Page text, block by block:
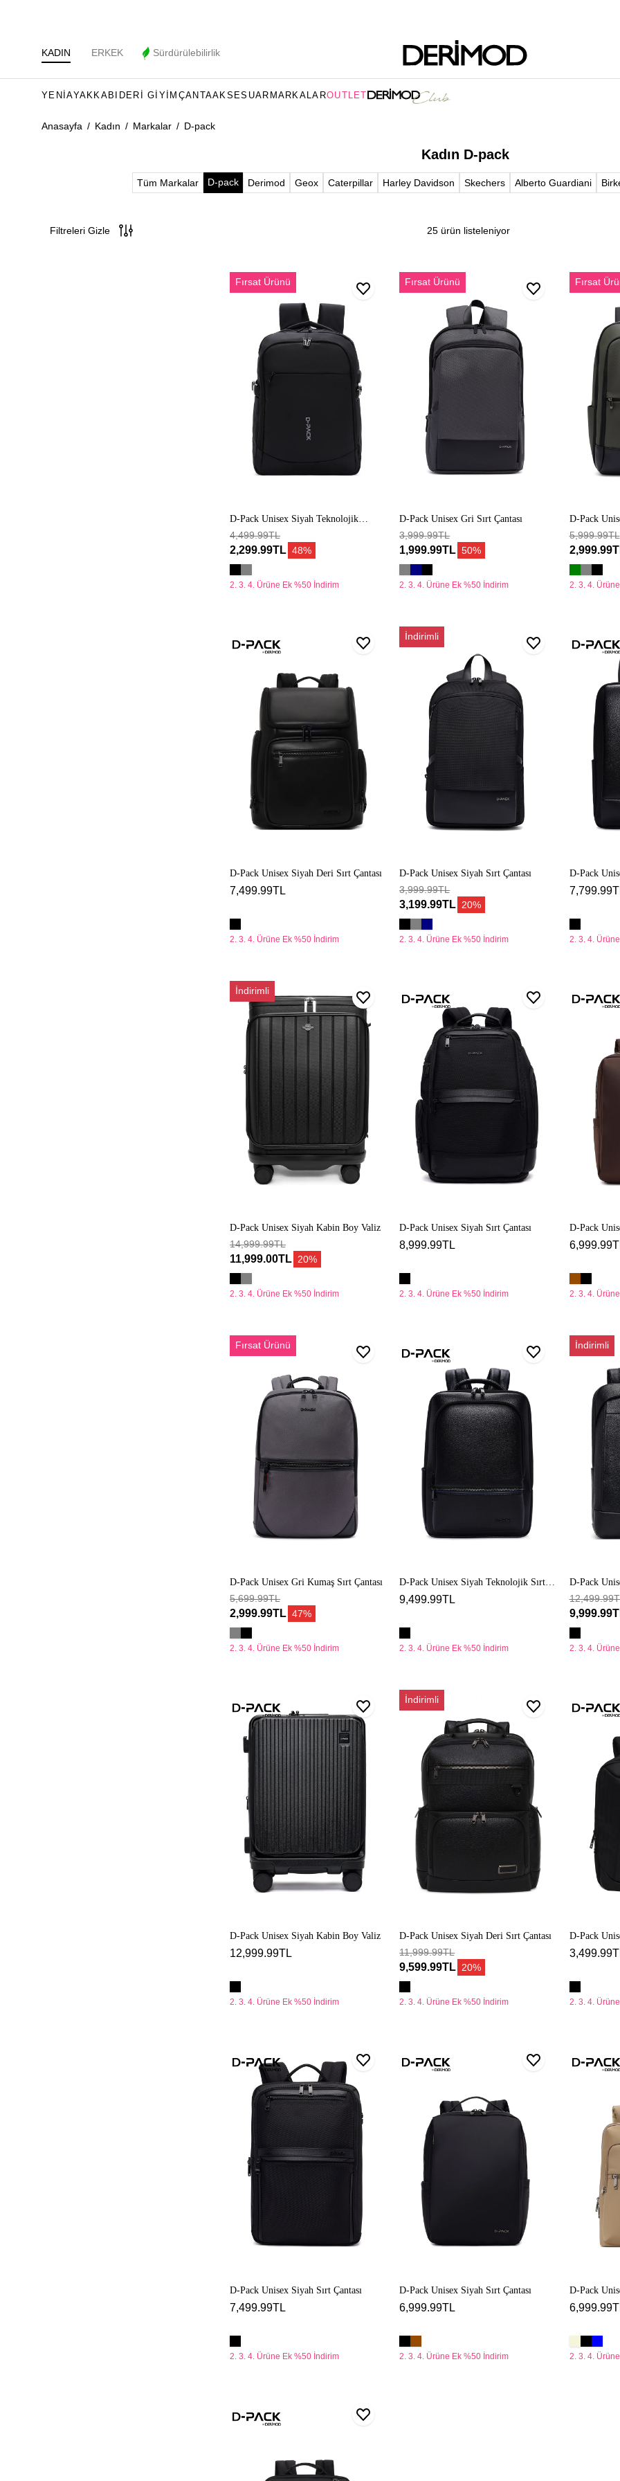
KADIN ERKEK Sürdürülebilirlik
YENIAYAKKABI DERI GIYIM ÇANTAAKSESUAR MARKALAROUTLET
Anasayfa / Kadın / Markalar / D-pack
Kadın D-pack
Tüm Markalar D-pack Derimod Geox Caterpillar Harley Davidson Skechers Alberto Guardiani
Filtreleri Gizle 25 ürün listeleniyor
Fırsat Ürünü
D-
Pack
Teknolojik
Kumaş
Çantası
D-Pack Unisex Siyah Teknolojik
Kumaş Sırt Çantası
4,499.99TL
2,299.99TL 48%
2. 3. 4. Ürüne Ek %50 İndirim
Fırsat Ürünü
D-
Pack
Çantası
D-Pack Unisex Gri Sırt Çantası
3,999.99TL
1,999.99TL 50%
2. 3. 4. Ürüne Ek %50 İndirim
Fırsat
D-
Pack
Çantası
D-Pack
5,999.99TL
2. 3. 4.
Pack
Çantası
D-Pack Unisex Siyah Deri Sırt Çantası
7,499.99TL
2. 3. 4. Ürüne Ek %50 İndirim
İndirimli
D-
Pack
Çantası
D-Pack Unisex Siyah Sırt Çantası
3,999.99TL
3,199.99TL 20%
2. 3. 4. Ürüne Ek %50 İndirim
Pack
Teknolojik
Çantası
D-Pack
Çantası
2. 3. 4.
İndirimli
D-
Pack
Unisex
Siyah
Boy
D-Pack Unisex Siyah Kabin Boy Valiz
14,999.99TL
11,999.00TL 20%
2. 3. 4. Ürüne Ek %50 İndirim
Pack
Çantası
D-Pack Unisex Siyah Sırt Çantası
8,999.99TL
2. 3. 4. Ürüne Ek %50 İndirim
Pack
Çantası
D-Pack
2. 3. 4.
Fırsat Ürünü
D-
Pack
Kumaş
Çantası
D-Pack Unisex Gri Kumaş Sırt Çantası
5,699.99TL
2,999.99TL 47%
2. 3. 4. Ürüne Ek %50 İndirim
Pack
Teknolojik
Çantası
D-Pack Unisex Siyah Teknolojik Sırt
Çantası
9,499.99TL
2. 3. 4. Ürüne Ek %50 İndirim
İndirimli
D-
Pack
Teknolojik
Çantası
D-Pack
Sırt Çantası
2. 3. 4.
Pack
Unisex
Siyah
Valiz
D-Pack Unisex Siyah Kabin Boy Valiz
12,999.99TL
2. 3. 4. Ürüne Ek %50 İndirim
İndirimli
D-
Pack
Çantası
D-Pack Unisex Siyah Deri Sırt Çantası
11,999.99TL
9,599.99TL 20%
2. 3. 4. Ürüne Ek %50 İndirim
Pack
Çantası
D-Pack
Çantası
2. 3. 4.
Pack
Unisex
Siyah
D-Pack Unisex Siyah Sırt Çantası
7,499.99TL
2. 3. 4. Ürüne Ek %50 İndirim
Pack
Çantası
D-Pack Unisex Siyah Sırt Çantası
6,999.99TL
2. 3. 4. Ürüne Ek %50 İndirim
Pack
Çantası
D-Pack
2. 3. 4.
Pack